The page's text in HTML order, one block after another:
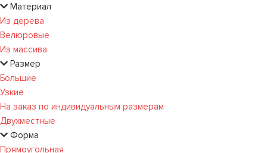
Материал
Из дерева
Велюровые
Из массива
Размер
Большие
Узкие
На заказ по индивидуальным размерам
Двухместные
Форма
Прямоугольная